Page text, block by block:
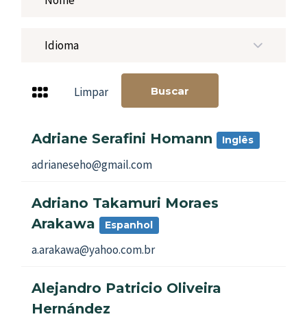
Idioma
Limpar Buscar
Adriane Serafini Homann Inglês
adrianeseho@gmail.com
Adriano Takamuri Moraes
Arakawa
Espanhol
a.arakawa@yahoo.com.br
Alejandro Patricio Oliveira
Hernández